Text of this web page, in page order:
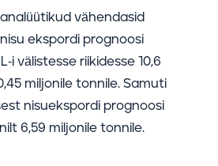
vähendasid
ekspordi prognoosi
i välistesse riikidesse 10,6
miljonile tonnile. Samuti
nisuekspordi prognoosi
6,59 miljonile tonnile.